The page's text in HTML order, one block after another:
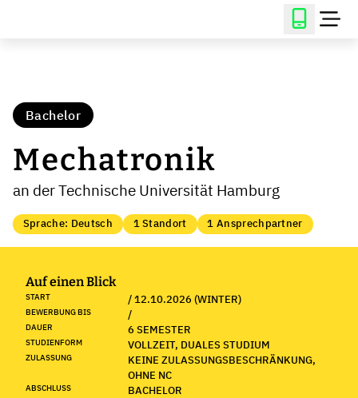
Bachelor
Mechatronik
an der Technische Universität Hamburg
Sprache: Deutsch 1 Standort 1 Ansprechpartner
Auf einen Blick
START / 12.10.2026 (WINTER)
BEWERBUNG BIS /
DAUER 6 SEMESTER
STUDIENFORM VOLLZEIT, DUALES STUDIUM
ZULASSUNG
KEINE ZULASSUNGSBESCHRÄNKUNG,
OHNE NC
ABSCHLUSS BACHELOR